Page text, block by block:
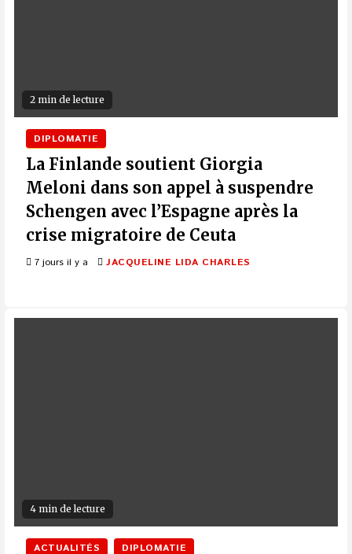
2 min de lecture
DIPLOMATIE
La Finlande soutient Giorgia
Meloni dans son appel à suspendre
Schengen avec l’Espagne après la
crise migratoire de Ceuta
7 jours il y a JACQUELINE LIDA CHARLES
4 min de lecture
ACTUALITÉS DIPLOMATIE